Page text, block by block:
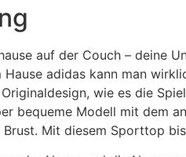
auf der Couch – deine
adidas kann man
wie es die
bequeme Modell mit dem
Brust. Mit diesem Sporttop